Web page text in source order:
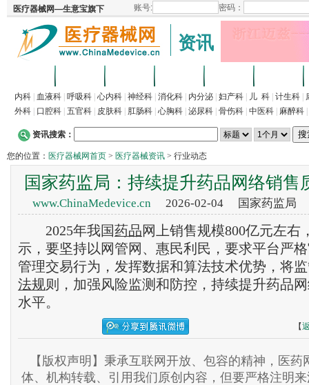
资讯
内科 血液科 呼吸科 心内科 神经科 消化科 内分泌 妇产科 儿 科 计生科
外科
口腔科 五官科 皮肤科 肛肠科 心胸科 泌尿科 骨伤科 中医科 麻醉科
资讯搜索：
您的位置： 医疗器械网首页 > 医疗器械资讯 > 行业动态
国家药监局：持续提升药品网络销售
www.ChinaMedevice.cn2026-02-04 国家药监局
2025年我国药品网上销售规模800亿元左右
示，要坚持以网管网、惠民利民，要求平台严
管理交易行为，发挥数据和算法技术优势，将
法规则，加强风险监测和防控，持续提升药品
水平。
【
【版权声明】秉承互联网开放、包容的精神，医药
体、机构转载、引用我们原创内容，但要严格注明